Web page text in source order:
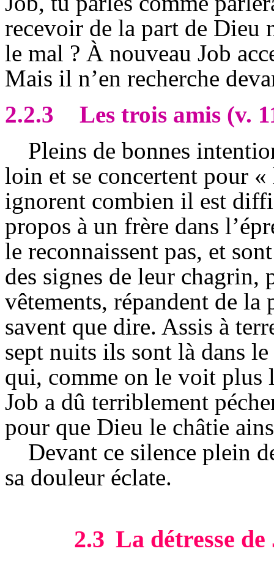
recevoir de la part de Dieu
le mal ? À nouveau Job
Mais il n’en recherche
2.2.3
Les trois amis (v.
Pleins de bonnes
loin et se concertent pour
ignorent combien il est
propos à un frère dans
le reconnaissent pas, et
des signes de leur chagrin,
vêtements, répandent de la
savent que dire. Assis à
sept nuits ils sont là dans
qui, comme on le voit plus
Job a dû terriblement
pour que Dieu le châtie
Devant ce silence plein
sa douleur éclate.
2.3 La détresse de